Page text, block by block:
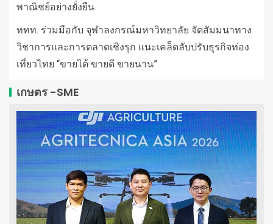
พาณิชย์อย่างยั่งยืน
ททท. ร่วมมือกับ จุฬาลงกรณ์มหาวิทยาลัย จัดสัมมนาทาง
วิชาการและการตลาดเชิงรุก แนะเคล็ดลับปรับธุรกิจท่อง
เที่ยวไทย “ขายได้ ขายดี ขายนาน”
เกษตร -SME